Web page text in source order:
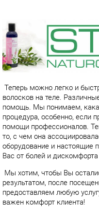
Теперь можно легко и
волосков на теле.
помощь. Мы понимаем,
процедура, особенно, если
помощи профессионалов.
то, с чем она
оборудование и настоящие
Вас от болей и
Мы хотим, чтобы Вы
результатом, после
предоставляем любую
важен комфорт клиента!